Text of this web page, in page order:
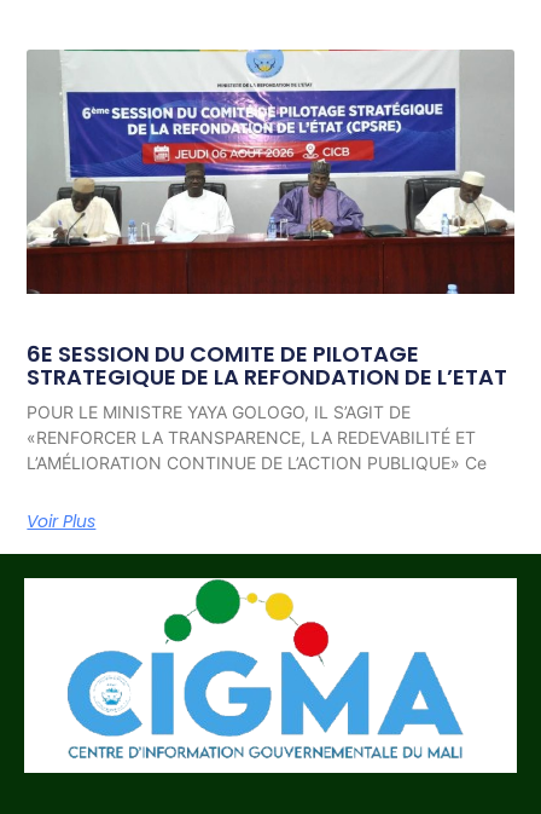
6E SESSION DU COMITE DE PILOTAGE
STRATEGIQUE DE LA REFONDATION DE L’ETAT
POUR LE MINISTRE YAYA GOLOGO, IL S’AGIT DE
«RENFORCER LA TRANSPARENCE, LA REDEVABILITÉ ET
L’AMÉLIORATION CONTINUE DE L’ACTION PUBLIQUE» Ce
Voir Plus